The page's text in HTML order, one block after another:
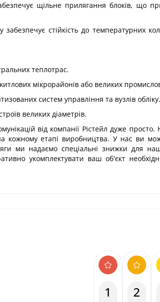
щільне прилягання блоків, що
стійкість до температурних
теплотрас.
мікрорайонів або великих
систем управління та вузлів обліку.
великих діаметрів.
від компанії Рістейл дуже
кожному етапі виробництва. У нас ви
ми надаємо спеціальні знижки для
укомплектувати ваш об'єкт
1 2